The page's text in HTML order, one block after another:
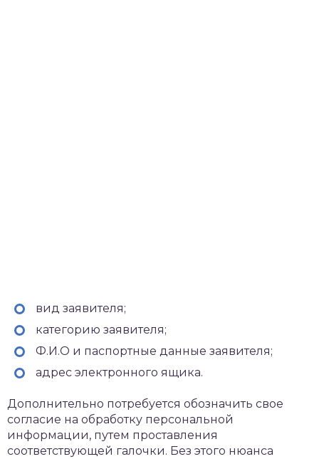
вид заявителя;
категорию заявителя;
Ф.И.О и паспортные данные заявителя;
адрес электронного ящика.
Дополнительно потребуется обозначить свое
согласие на обработку персональной
информации, путем проставления
соответствующей галочки. Без этого нюанса